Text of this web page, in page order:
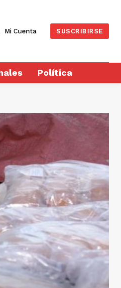
Mi Cuenta SUSCRIBIRSE
Política